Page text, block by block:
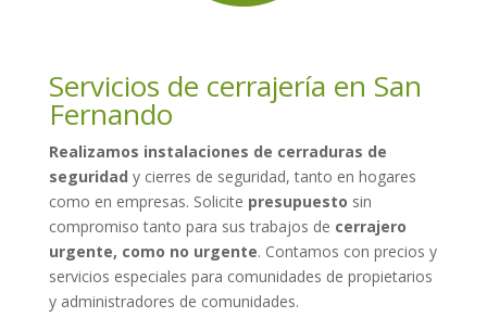
Servicios de cerrajería en San
Fernando
Realizamos instalaciones de cerraduras de
seguridad y cierres de seguridad, tanto en hogares
como en empresas. Solicite presupuesto sin
compromiso tanto para sus trabajos de cerrajero
urgente, como no urgente. Contamos con precios y
servicios especiales para comunidades de propietarios
y administradores de comunidades.